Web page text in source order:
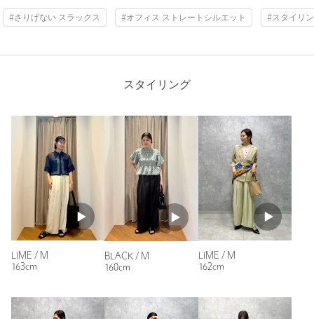
購入サイズ：M
｜
購入カラー：BLACK
た。少しシワになりやすい生地かなと感じました。
性別：男性
年代：
60代～
身長：
160cm
普段の着用サイズ：
3人が参考になったと回答
参考になった
※レビューは、個人の主観による感想・体感によるもので、商品の効果や性
能を保証するものではありません。
#さりげない スラックス #オフィス ストレートシルエット #スタイリ
スタイリング
LIME / M
163cm
BLACK / M
160cm
LIME / M
162cm